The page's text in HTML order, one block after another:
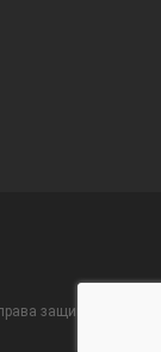
защищены.